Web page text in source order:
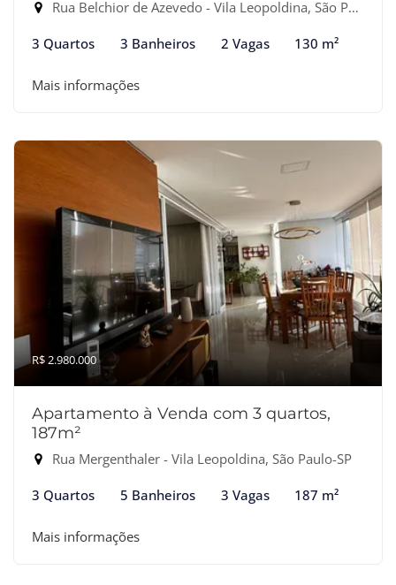
Rua Belchior de Azevedo - Vila Leopoldina, São Paulo-SP
3 Quartos 3 Banheiros 2 Vagas 130 m²
Mais informações
R$ 2.980.000
Apartamento à Venda com 3 quartos,
187m²
Rua Mergenthaler - Vila Leopoldina, São Paulo-SP
3 Quartos 5 Banheiros 3 Vagas 187 m²
Mais informações